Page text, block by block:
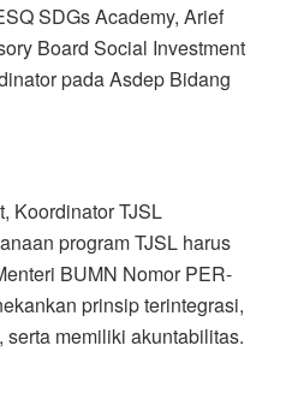
SDGs Academy, Arief
Board Social Investment
pada Asdep Bidang
Koordinator TJSL
program TJSL harus
BUMN Nomor PER-
prinsip terintegrasi,
memiliki akuntabilitas.